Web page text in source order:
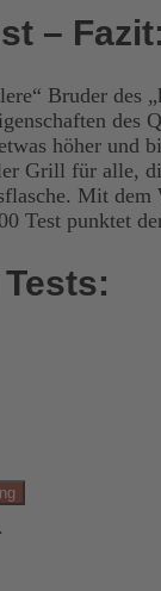
– Fazit:
Bruder des
höher und
Grill für alle,
Mit
Test punktet